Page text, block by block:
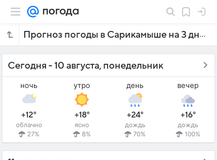
Прогноз погоды в Сарикамыше на 3 дня
Сегодня - 10 августа, понедельник
ночь
+12°
облачно
27%
утро
+18°
ясно
8%
день
+24°
дождь
70%
вечер
+16°
дождь
100%